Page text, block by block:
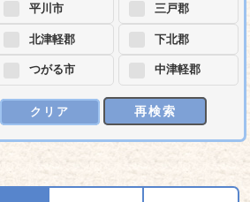
平川市
北津軽郡
つがる市
三戸郡
下北郡
中津軽郡
クリア 再検索